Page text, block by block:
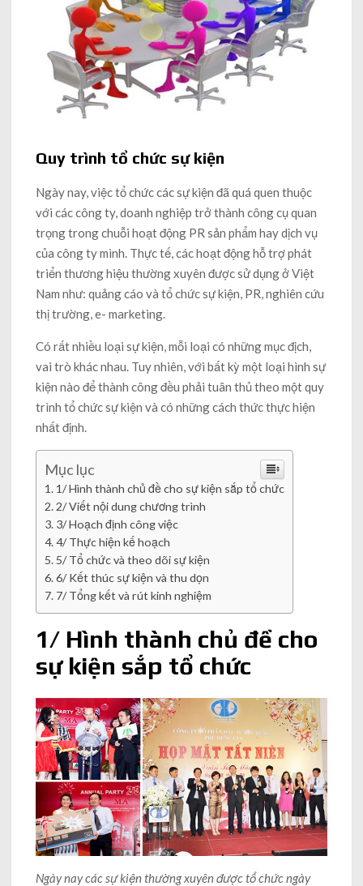
Ứng dụng AI trong doanh nghiệp để cắt giảm chi phí vận hành
Ứng dụng AI cho chăm sóc khách hàng giúp web phản hồi
AI agent cho doanh nghiệp khác chatbot truyền thống ra sao
Quy trình tổ chức sự kiện
Ngày nay, việc tổ chức các sự kiện đã quá quen thuộc
với các công ty, doanh nghiệp trở thành công cụ quan
trọng trong chuỗi hoạt động PR sản phẩm hay dịch vụ
của công ty mình. Thực tế, các hoạt động hỗ trợ phát
triển thương hiệu thường xuyên được sử dụng ở Việt
Nam như: quảng cáo và tổ chức sự kiện, PR, nghiên cứu
thị trường, e- marketing.
Có rất nhiều loại sự kiện, mỗi loại có những mục địch,
vai trò khác nhau. Tuy nhiên, với bất kỳ một loại hình sự
kiện nào để thành công đều phải tuân thủ theo một quy
trình tổ chức sự kiện và có những cách thức thực hiện
nhất định.
Mục lục
1/ Hình thành chủ đề cho sự kiện sắp tổ chức
2/ Viết nội dung chương trình
3/ Hoạch định công việc
4/ Thực hiện kế hoạch
5/ Tổ chức và theo dõi sự kiện
6/ Kết thúc sự kiện và thu dọn
7/ Tổng kết và rút kinh nghiệm
1/ Hình thành chủ đề cho
sự kiện sắp tổ chức
Ngày nay các sự kiện thường xuyên được tổ chức ngày